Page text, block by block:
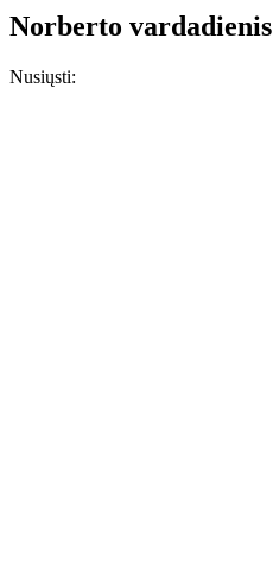
Norberto vardadienis
Nusiųsti: